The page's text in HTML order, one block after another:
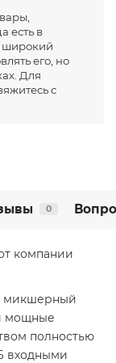
есть в
широкий
его, но
Для
с
0
компании
микшерный
мощные
полностью
входными